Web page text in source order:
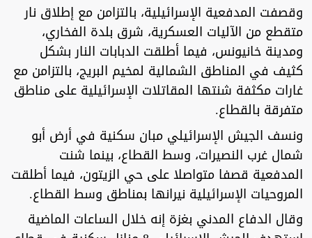
وقصفت المدفعية الإسرائيلية، بالتزامن مع إطلاق نار
متقطع من الآليات العسكرية، شرق بلدة الفخاري،
ومدينة خانيونس، فيما أطلقت الدبابات النار بشكل
كثيف في المناطق الشمالية لمخيم البريج، بالتزامن مع
غارات مكثفة شنتها المقاتلات الإسرائيلية على مناطق
متفرقة بالقطاع.
ونسف الجيش الإسرائيلي مبان سكنية في أرض أبو
شمال غرب النصيرات، وسط القطاع، بينما شنت
المدفعية قصفا متواصلا على حي الزيتون، فيما أطلقت
المروحيات الإسرائيلية نيرانها بمناطق وسط القطاع.
وقال الدفاع المدني بغزة إنه خلال الساعات الماضية